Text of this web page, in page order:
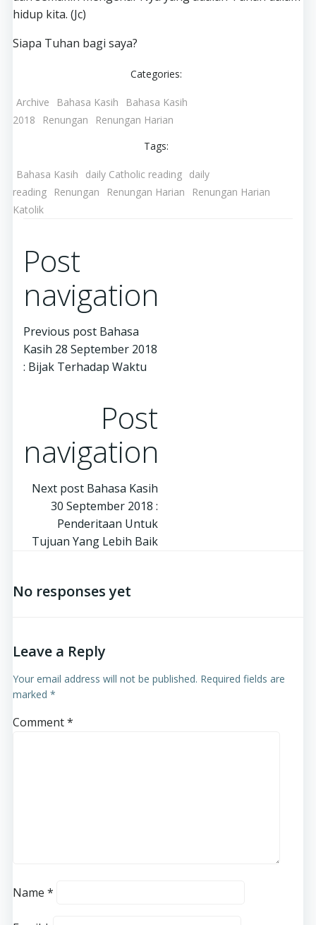
hidup kita. (Jc)
Siapa Tuhan bagi saya?
Categories:
Archive Bahasa Kasih
Bahasa Kasih
2018
Renungan
Renungan Harian
Tags:
Bahasa Kasih daily Catholic reading daily
reading
Renungan Renungan Harian
Renungan Harian
Katolik
Post
navigation
Previous post Bahasa
Kasih 28 September 2018
: Bijak Terhadap Waktu
Post
navigation
Next post Bahasa Kasih
30 September 2018 :
Penderitaan Untuk
Tujuan Yang Lebih Baik
No responses yet
Leave a Reply
Your email address will not be published. Required fields are
marked *
Comment*
Name *